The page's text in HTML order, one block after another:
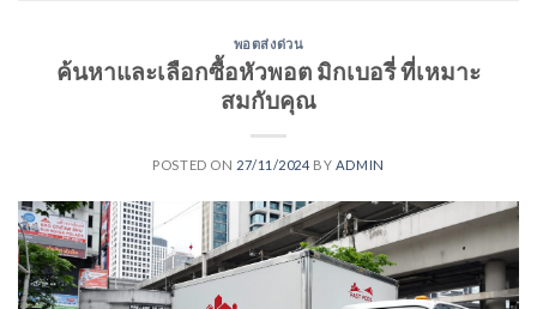
พอตส่งด่วน
ค้นหาและเลือกซื้อหัวพอต มิกเบอรี่ ที่เหมาะ
สมกับคุณ
POSTED ON 27/11/2024 BY ADMIN